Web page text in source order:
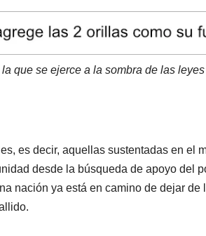
que se ejerce a la sombra de las
es decir, aquellas sustentadas en el
desde la búsqueda de apoyo del
nación ya está en camino de dejar de